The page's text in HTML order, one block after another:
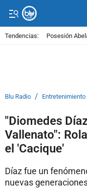
Tendencias: Posesión
Blu Radio / Entretenimiento
"Diomedes
Vallenato":
el 'Cacique'
Díaz fue un
nuevas